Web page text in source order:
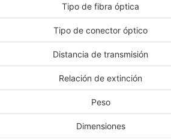
Tipo de fibra óptica
Tipo de conector óptico
Distancia de transmisión
Relación de extinción
Peso
Dimensiones